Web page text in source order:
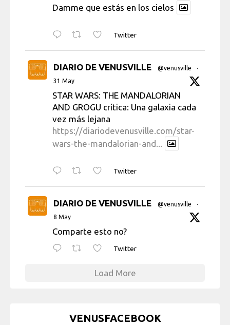
Damme que estás en los cielos
Twitter
DIARIO DE VENUSVILLE @venusville
·
31 May
STAR WARS: THE MANDALORIAN
AND GROGU crítica: Una galaxia cada
vez más lejana
https://diariodevenusville.com/star-
wars-the-mandalorian-and...
Twitter
DIARIO DE VENUSVILLE @venusville
·
8 May
Comparte esto no?
Twitter
Load More
VENUSFACEBOOK